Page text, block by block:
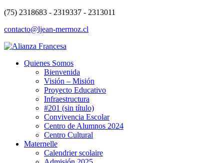
(75) 2318683 - 2319337 - 2313011
contacto@ljean-mermoz.cl
Quienes Somos
Bienvenida
Visión – Misión
Proyecto Educativo
Infraestructura
#201 (sin título)
Convivencia Escolar
Centro de Alumnos 2024
Centro Cultural
Maternelle
Calendrier scolaire